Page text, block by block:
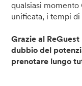
qualsiasi momento
unificata, i tempi
Grazie al
dubbio del
prenotare lungo